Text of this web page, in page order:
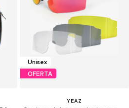
Unisex
OFERTA
YEAZ